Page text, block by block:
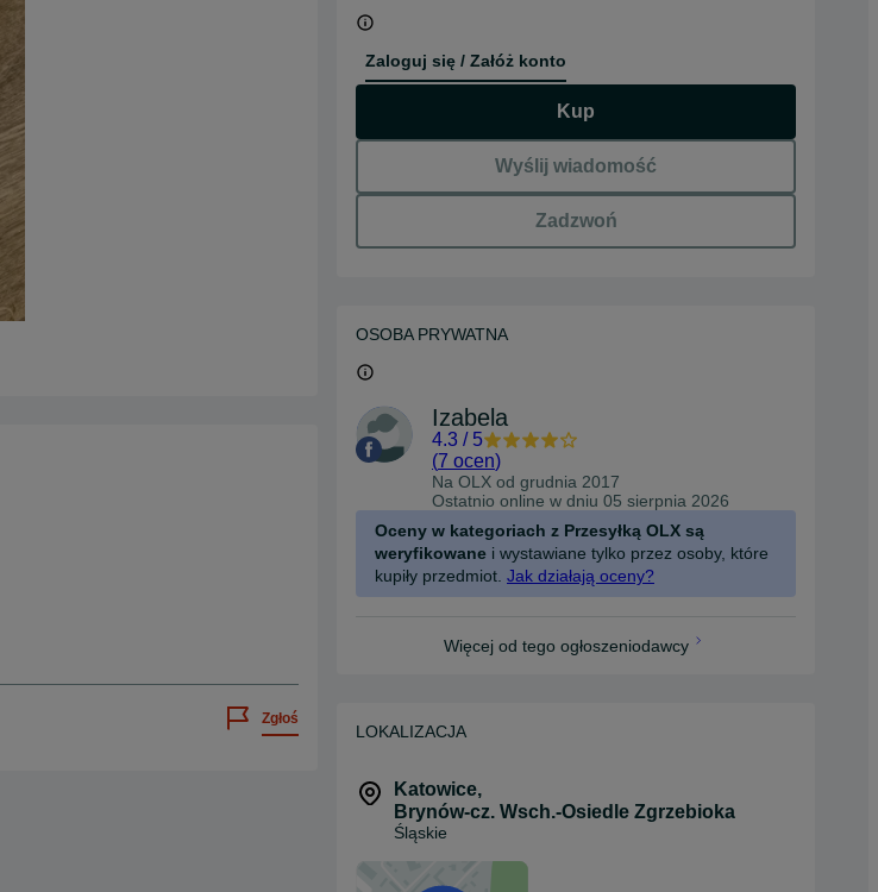
Zgłoś
Zaloguj się / Załóż konto
Kup
Wyślij wiadomość
Zadzwoń
OSOBA PRYWATNA
Izabela
4.3 / 5
(7 ocen)
Na OLX od grudnia 2017
Ostatnio online w dniu 05 sierpnia 2026
Oceny w kategoriach z Przesyłką OLX są
weryfikowane i wystawiane tylko przez osoby, które
kupiły przedmiot. Jak działają oceny?
Więcej od tego ogłoszeniodawcy
LOKALIZACJA
Katowice,
Brynów-cz. Wsch.-Osiedle Zgrzebioka
Śląskie